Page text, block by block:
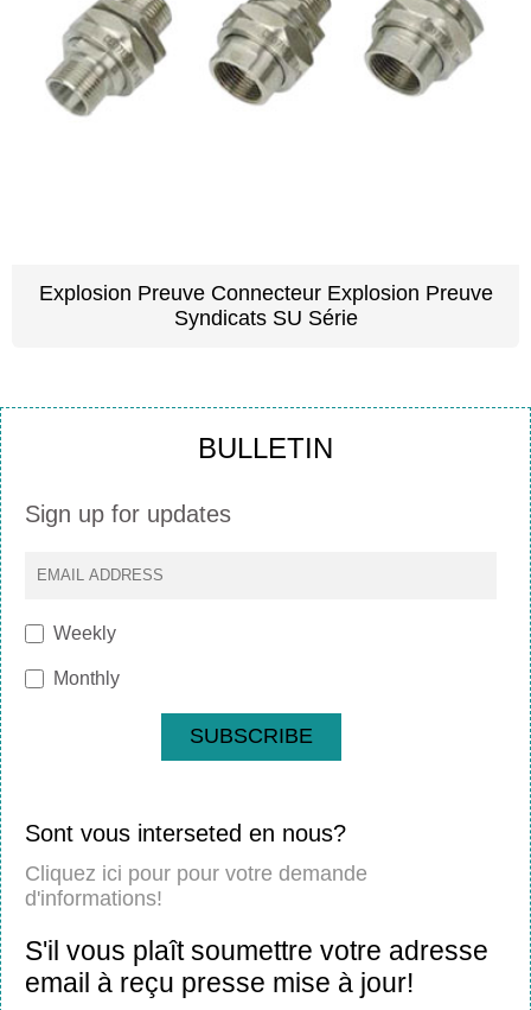
Explosion Preuve Connecteur Explosion Preuve
Syndicats SU Série
BULLETIN
Sign up for updates
Weekly
Monthly
SUBSCRIBE
Sont vous interseted en nous?
Cliquez ici pour pour votre demande
d'informations!
S'il vous plaît soumettre votre adresse
email à reçu presse mise à jour!